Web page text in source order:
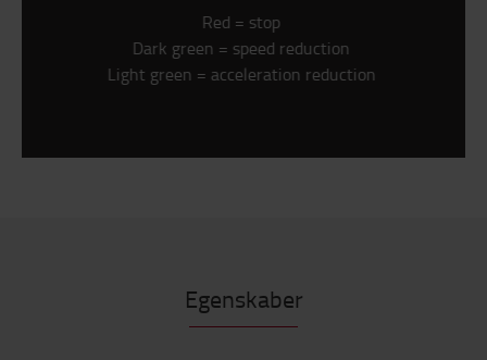
Red = stop
Dark green = speed reduction
Light green = acceleration reduction
Egenskaber